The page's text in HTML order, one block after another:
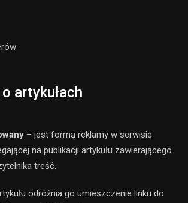
artykułach
– jest formą reklamy w serwisie
na publikacji artykułu zawierającego
treść.
odróżnia go umieszczenie linku do